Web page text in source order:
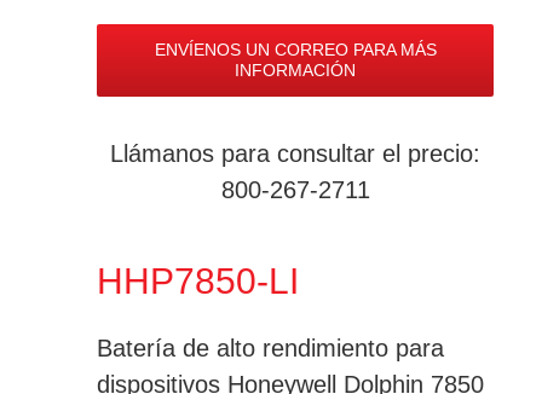
ENVÍENOS UN CORREO PARA MÁS
INFORMACIÓN
Llámanos para consultar el precio:
800-267-2711
HHP7850-LI
Batería de alto rendimiento para
dispositivos Honeywell Dolphin 7850